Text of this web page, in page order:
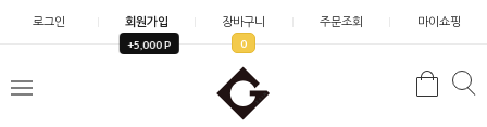
로그인 회원가입
+5,000 P
장바구니
0
주문조회 마이쇼핑
메
검